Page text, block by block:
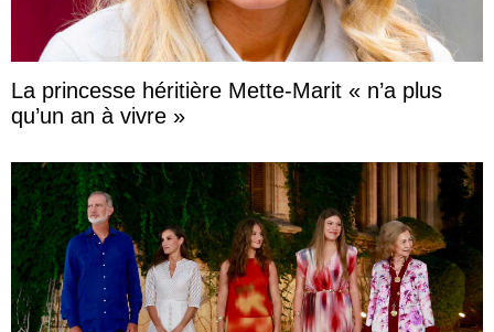
La princesse héritière Mette-Marit « n’a plus
qu’un an à vivre »